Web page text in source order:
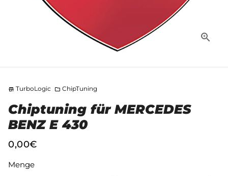
store TurboLogic folder ChipTuning
Chiptuning für MERCEDES
BENZ E 430
0,00€
Menge